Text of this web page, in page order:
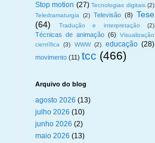
Stop motion (27) Tecnologias digitais (2)
Teledramaturgia
(2) Televisão (8) Tese
(64)
Tradução e interpretação (2)
Técnicas de animação (6)
Visualização
científica
(3) WWW (2) educação (28)
movimento (11) tcc (466)
Arquivo do blog
agosto 2026 (13)
julho 2026 (10)
junho 2026 (2)
maio 2026 (13)